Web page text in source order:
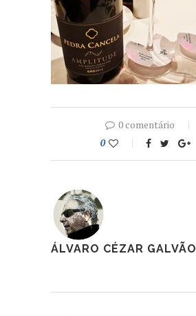
0 comentário
0
ÁLVARO CÉZAR GALVÃO